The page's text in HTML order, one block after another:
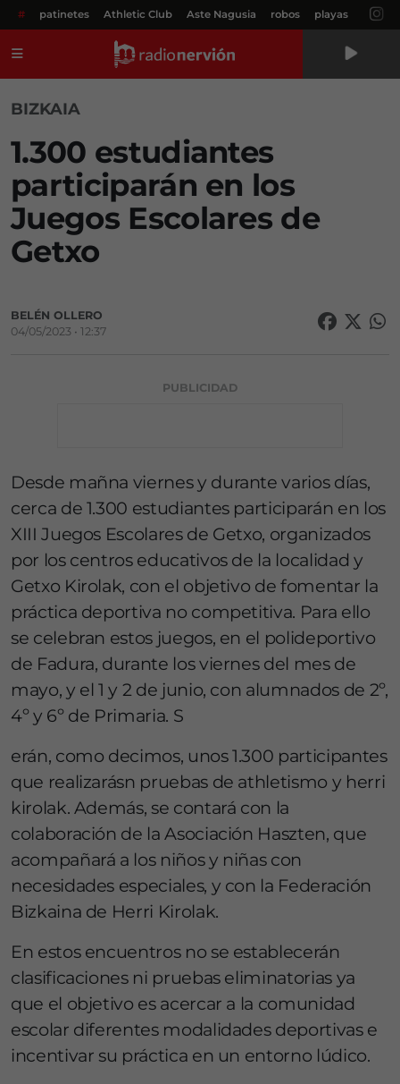
# patinetes Athletic Club Aste Nagusia robos playas
BIZKAIA
1.300 estudiantes
participarán en los
Juegos Escolares de
Getxo
BELÉN OLLERO
04/05/2023 • 12:37
PUBLICIDAD
Desde mañna viernes y durante varios días,
cerca de 1.300 estudiantes participarán en los
XIII Juegos Escolares de Getxo, organizados
por los centros educativos de la localidad y
Getxo Kirolak, con el objetivo de fomentar la
práctica deportiva no competitiva. Para ello
se celebran estos juegos, en el polideportivo
de Fadura, durante los viernes del mes de
mayo, y el 1 y 2 de junio, con alumnados de 2º,
4º y 6º de Primaria. S
erán, como decimos, unos 1.300 participantes
que realizarásn pruebas de athletismo y herri
kirolak. Además, se contará con la
colaboración de la Asociación Haszten, que
acompañará a los niños y niñas con
necesidades especiales, y con la Federación
Bizkaina de Herri Kirolak.
En estos encuentros no se establecerán
clasificaciones ni pruebas eliminatorias ya
que el objetivo es acercar a la comunidad
escolar diferentes modalidades deportivas e
incentivar su práctica en un entorno lúdico.